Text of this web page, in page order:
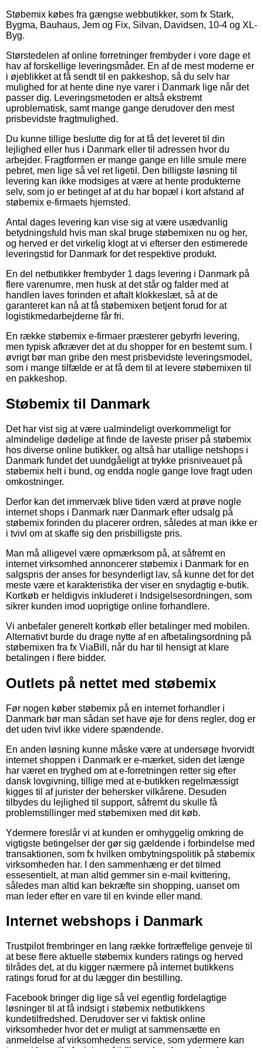
Støbemix købes fra gængse webbutikker, som fx Stark,
Bygma, Bauhaus, Jem og Fix, Silvan, Davidsen, 10-4 og XL-
Byg.
Størstedelen af online forretninger frembyder i vore dage et
hav af forskellige leveringsmåder. En af de mest moderne er
i øjeblikket at få sendt til en pakkeshop, så du selv har
mulighed for at hente dine nye varer i Danmark lige når det
passer dig. Leveringsmetoden er altså ekstremt
uproblematisk, samt mange gange derudover den mest
prisbevidste fragtmulighed.
Du kunne tillige beslutte dig for at få det leveret til din
lejlighed eller hus i Danmark eller til adressen hvor du
arbejder. Fragtformen er mange gange en lille smule mere
pebret, men lige så vel ret ligetil. Den billigste løsning til
levering kan ikke modsiges at være at hente produkterne
selv, som jo er betinget af at du har bopæl i kort afstand af
støbemix e-firmaets hjemsted.
Antal dages levering kan vise sig at være usædvanlig
betydningsfuld hvis man skal bruge støbemixen nu og her,
og herved er det virkelig klogt at vi efterser den estimerede
leveringstid for Danmark for det respektive produkt.
En del netbutikker frembyder 1 dags levering i Danmark på
flere varenumre, men husk at det står og falder med at
handlen laves forinden et aftalt klokkeslæt, så at de
garanteret kan nå at få støbemixen betjent forud for at
logistikmedarbejderne får fri.
En række støbemix e-firmaer præsterer gebyrfri levering,
men typisk afkræver det at du shopper for en bestemt sum. I
øvrigt bør man gribe den mest prisbevidste leveringsmodel,
som i mange tilfælde er at få dem til at levere støbemixen til
en pakkeshop.
Støbemix til Danmark
Det har vist sig at være ualmindeligt overkommeligt for
almindelige dødelige at finde de laveste priser på støbemix
hos diverse online butikker, og altså har utallige netshops i
Danmark fundet det uundgåeligt at trykke prisniveauet på
støbemix helt i bund, og endda nogle gange love fragt uden
omkostninger.
Derfor kan det immervæk blive tiden værd at prøve nogle
internet shops i Danmark nær Danmark efter udsalg på
støbemix forinden du placerer ordren, således at man ikke er
i tvivl om at skaffe sig den prisbilligste pris.
Man må alligevel være opmærksom på, at såfremt en
internet virksomhed annoncerer støbemix i Danmark for en
salgspris der anses for besynderligt lav, så kunne det for det
meste være et karakteristika der viser en snydagtig e-butik.
Kortkøb er heldigvis inkluderet i Indsigelsesordningen, som
sikrer kunden imod uoprigtige online forhandlere.
Vi anbefaler generelt kortkøb eller betalinger med mobilen.
Alternativt burde du drage nytte af en afbetalingsordning på
støbemixen fra fx ViaBill, når du har til hensigt at klare
betalingen i flere bidder.
Outlets på nettet med støbemix
Før nogen køber støbemix på en internet forhandler i
Danmark bør man sådan set have øje for dens regler, dog er
det uden tvivl ikke videre spændende.
En anden løsning kunne måske være at undersøge hvorvidt
internet shoppen i Danmark er e-mærket, siden det længe
har været en tryghed om at e-forretningen retter sig efter
dansk lovgivning, tillige med at e-butikken regelmæssigt
kigges til af jurister der behersker vilkårene. Desuden
tilbydes du lejlighed til support, såfremt du skulle få
problemstillinger med støbemixen med dit køb.
Ydermere foreslår vi at kunden er omhyggelig omkring de
vigtigste betingelser der gør sig gældende i forbindelse med
transaktionen, som fx hvilken ombytningspolitik på støbemix
virksomheden har. I den sammenhæng er det tilmed
essesentielt, at man altid gemmer sin e-mail kvittering,
således man altid kan bekræfte sin shopping, uanset om
man leder efter en vare til en kvinde eller mand.
Internet webshops i Danmark
Trustpilot frembringer en lang række fortræffelige genveje til
at bese flere aktuelle støbemix kunders ratings og herved
tilrådes det, at du kigger nærmere på internet butikkens
ratings forud for at du lægger din bestilling.
Facebook bringer dig lige så vel egentlig fordelagtige
løsninger til at få indsigt i støbemix netbutikkens
kundetilfredshed. Derudover ser vi faktisk online
virksomheder hvor det er muligt at sammensætte en
anmeldelse af virksomhedens service, som ydermere kan